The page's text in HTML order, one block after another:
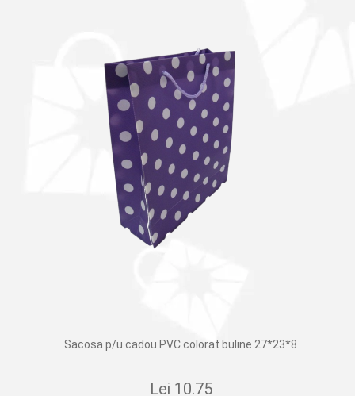
Sacosa p/u cadou PVC colorat buline 27*23*8
Lei 10.75